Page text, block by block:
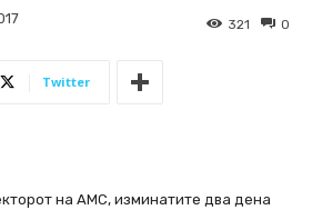
0
321
Twitter
на АМС, изминатите два дена